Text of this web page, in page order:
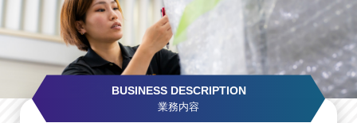
BUSINESS DESCRIPTION
業務内容